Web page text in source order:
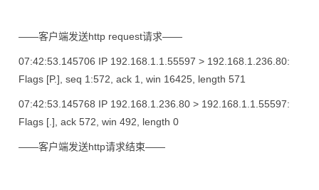
——客户端发送http request请求——
07:42:53.145706 IP 192.168.1.1.55597 > 192.168.1.236.80:
Flags [P.], seq 1:572, ack 1, win 16425, length 571
07:42:53.145768 IP 192.168.1.236.80 > 192.168.1.1.55597:
Flags [.], ack 572, win 492, length 0
——客户端发送http请求结束——